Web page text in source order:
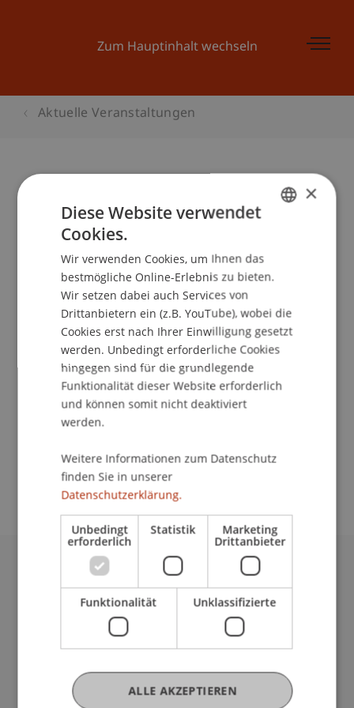
Zum Hauptinhalt wechseln
Aktuelle Veranstaltungen
Praxiskurs energieeffizientes
Bauen: Aufbaumodul
Nichtwohnbau
School/Professur:
Institut für Architektur und Raumentwicklung
Veranstaltungsdetails
Kontakt
Universität Liechtenstein
Fürst-Franz-Josef-Strasse
info@uni.li
Fußzeile Rechtliche Hinweise
Rechtssammlung
×
Diese Website verwendet
Cookies.
Wir verwenden Cookies, um Ihnen das
bestmögliche Online-Erlebnis zu bieten.
Wir setzen dabei auch Services von
Drittanbietern ein (z.B. YouTube), wobei die
Cookies erst nach Ihrer Einwilligung gesetzt
werden. Unbedingt erforderliche Cookies
hingegen sind für die grundlegende
Funktionalität dieser Website erforderlich
und können somit nicht deaktiviert
werden.
Weitere Informationen zum Datenschutz
finden Sie in unserer
Datenschutzerklärung.
Unbedingt
erforderlich
Statistik Marketing
Drittanbieter
Funktionalität Unklassifizierte
ALLE AKZEPTIEREN